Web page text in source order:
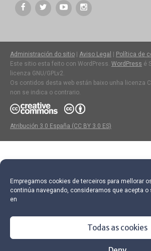
Empregamos cookies de terceiros para mellorar
continúa navegando, consideramos que acepta
en
Todas as cookies
Administración do sitio | Aviso Legal | Política de
Este sitio esta feito con WordPress. WordPress é
licenza GNU/GPLv2.
Os contidos desta web están baixo unha licenza
non se indica o contrario.
Atribución 3.0 España (CC BY 3.0 ES)